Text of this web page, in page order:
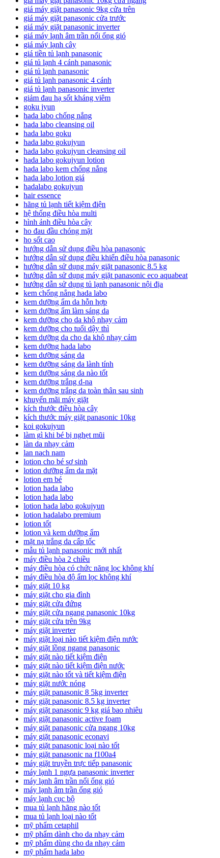
giá máy giặt panasonic 9kg cửa trên
giá máy giặt panasonic cửa trước
giá máy giặt panasonic inverter
giá máy lạnh âm trần nối ống gió
giá máy lạnh cây
giá tiền tủ lạnh panasonic
giá tủ lạnh 4 cánh panasonic
giá tủ lạnh panasonic
giá tủ lạnh panasonic 4 cánh
giá tủ lạnh panasonic inverter
giảm đau hạ sốt kháng viêm
goku jyun
hada labo chống nắng
hada labo cleansing oil
hada labo goku
hada labo gokujyun
hada labo gokujyun cleansing oil
hada labo gokujyun lotion
hada labo kem chống nắng
hada labo lotion giá
hadalabo gokujyun
hair essence
hãng tủ lạnh tiết kiệm điện
hệ thống điều hòa multi
hình ảnh điều hòa cây
ho đau đầu chóng mặt
ho sốt cao
hướng dẫn sử dụng điều hòa panasonic
hướng dẫn sử dụng điều khiển điều hòa panasonic
hướng dẫn sử dụng máy giặt panasonic 8.5 kg
hướng dẫn sử dụng máy giặt panasonic eco aquabeat
hướng dẫn sử dụng tủ lạnh panasonic nội địa
kem chống nắng hada labo
kem dưỡng ẩm da hỗn hợp
kem dưỡng ẩm làm sáng da
kem dưỡng cho da khô nhạy cảm
kem dưỡng cho tuổi dậy thì
kem dưỡng da cho da khô nhạy cảm
kem dưỡng hada labo
kem dưỡng sáng da
kem dưỡng sáng da lành tính
kem dưỡng sáng da nào tốt
kem dưỡng trắng d-na
kem dưỡng trắng da toàn thân sau sinh
khuyến mãi máy giặt
kích thước điều hòa cây
kích thước máy giặt panasonic 10kg
koi gokujyun
làm gì khi bé bị nghẹt mũi
làn da nhạy cảm
lan nach nam
lotion cho bé sơ sinh
lotion dưỡng ẩm da mặt
lotion em bé
lotion hada labo
lotion hada labo
lotion hada labo gokujyun
lotion hadalabo premium
lotion tốt
lotion và kem dưỡng ẩm
mặt nạ trắng da cấp tốc
mẫu tủ lạnh panasonic mới nhất
máy điều hòa 2 chiều
máy điều hòa có chức năng lọc không khí
máy điều hòa độ ẩm lọc không khí
máy giặt 10 kg
máy giặt cho gia đình
máy giặt cửa đứng
máy giặt cửa ngang panasonic 10kg
máy giặt cửa trên 9kg
máy giặt inverter
máy giặt loại nào tiết kiệm điện nước
máy giặt lồng ngang panasonic
máy giặt nào tiết kiệm điện
máy giặt nào tiết kiệm điện nước
máy giặt nào tốt và tiết kiệm điện
máy giặt nước nóng
máy giặt panasonic 8 5kg inverter
máy giặt panasonic 8.5 kg inverter
máy giặt panasonic 9 kg giá bao nhiêu
máy giặt panasonic active foam
máy giặt panasonic cửa ngang 10kg
máy giặt panasonic econavi
máy giặt panasonic loại nào tốt
máy giặt panasonic na f100a4
máy giặt truyền trực tiếp panasonic
máy lạnh 1 ngựa panasonic inverter
máy lạnh âm trần nối ống gió
máy lạnh âm trần ống gió
máy lạnh cục bộ
mua tủ lạnh hãng nào tốt
mua tủ lạnh loại nào tốt
mỹ phẩm cetaphil
mỹ phẩm dành cho da nhạy cảm
mỹ phẩm dùng cho da nhạy cảm
mỹ phẩm hada labo